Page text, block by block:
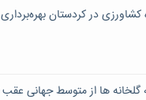
گلخانه ها از متوسط جهانی